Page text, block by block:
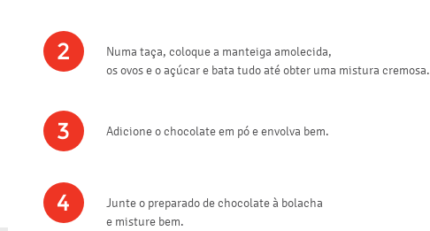
2
Numa taça, coloque a manteiga amolecida,
os ovos e o açúcar e bata tudo até obter uma mistura cremosa.
3 Adicione o chocolate em pó e envolva bem.
4
Junte o preparado de chocolate à bolacha
e misture bem.